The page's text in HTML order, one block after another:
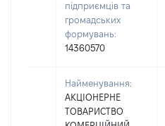
підприємців та
громадських
формувань:
14360570
Найменування:
АКЦІОНЕРНЕ
ТОВАРИСТВО